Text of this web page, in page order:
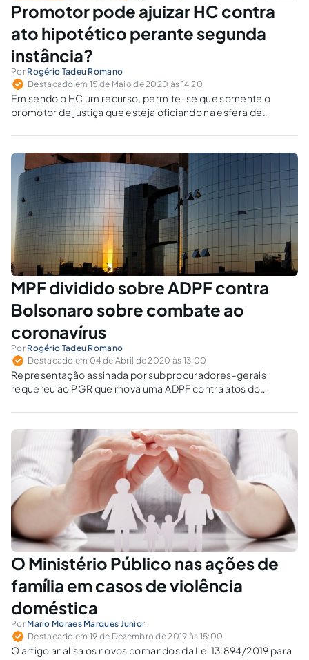
Promotor pode ajuizar HC contra
ato hipotético perante segunda
instância?
Por Rogério Tadeu Romano
Destacado em 15 de Maio de 2020 às 14:20
Em sendo o HC um recurso, permite-se que somente o
promotor de justiça que esteja oficiando na esfera de
MPF dividido sobre ADPF contra
Bolsonaro sobre combate ao
coronavírus
Por Rogério Tadeu Romano
Destacado em 04 de Abril de 2020 às 13:00
Representação assinada por subprocuradores-gerais
requereu ao PGR que mova uma ADPF contra atos do
prevenção e combate ao coronavírus.
O Ministério Público nas ações de
família em casos de violência
doméstica
Por Mario Moraes Marques Junior
Destacado em 19 de Dezembro de 2019 às 15:00
O artigo analisa os novos comandos da Lei 13.894/2019 para